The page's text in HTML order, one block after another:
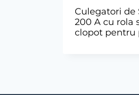
Culegatori de
200 A cu rola
clopot pentru